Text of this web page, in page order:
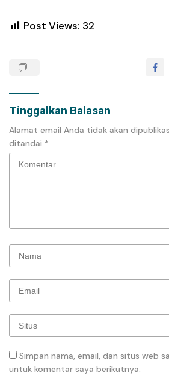
Post Views: 32
Tinggalkan Balasan
Alamat email Anda tidak akan
ditandai *
Simpan nama, email, dan situs web
untuk komentar saya berikutnya.